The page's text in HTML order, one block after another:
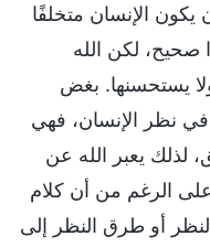
يكون الإنسان متخلفًا
صحيح، لكن الله
يستحسنها. بغض
نظر الإنسان، فهي
لذلك يعبر الله عن
الرغم من أن كلام
أو طرق النظر إلى